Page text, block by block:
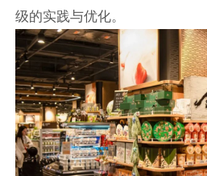
级的实践与优化。